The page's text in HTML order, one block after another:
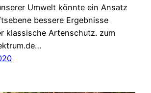
Umwelt könnte ein Ansatz
bessere Ergebnisse
klassische Artenschutz. zum